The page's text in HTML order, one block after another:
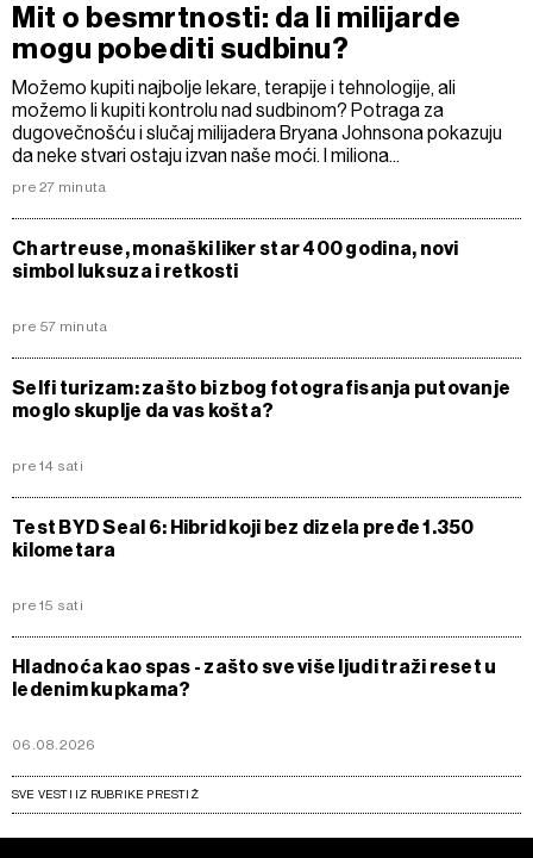
Mit o besmrtnosti: da li milijarde
mogu pobediti sudbinu?
Možemo kupiti najbolje lekare, terapije i tehnologije, ali
možemo li kupiti kontrolu nad sudbinom? Potraga za
dugovečnošću i slučaj milijadera Bryana Johnsona pokazuju
da neke stvari ostaju izvan naše moći. I miliona...
pre 27 minuta
Chartreuse, monaški liker star 400 godina, novi
simbol luksuza i retkosti
pre 57 minuta
Selfi turizam: zašto bi zbog fotografisanja putovanje
moglo skuplje da vas košta?
pre 14 sati
Test BYD Seal 6: Hibrid koji bez dizela pređe 1.350
kilometara
pre 15 sati
Hladnoća kao spas - zašto sve više ljudi traži reset u
ledenim kupkama?
06.08.2026
SVE VESTI IZ RUBRIKE PRESTIŽ